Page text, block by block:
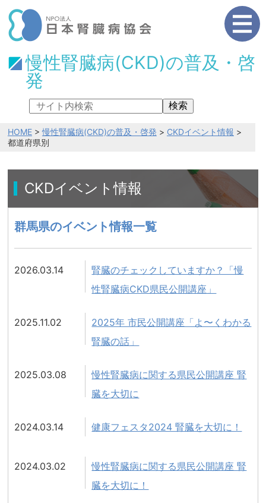
慢性腎臓病(CKD)の普及・啓
発
検索
HOME>慢性腎臓病(CKD)の普及・啓発 > CKDイベント情報 >
都道府県別
CKDイベント情報
群馬県のイベント情報一覧
2026.03.14
腎臓のチェックしていますか？「慢
性腎臓病CKD県民公開講座」
2025.11.02
2025年 市民公開講座「よ〜くわかる
腎臓の話」
2025.03.08
慢性腎臓病に関する県⺠公開講座 腎
臓を⼤切に
2024.03.14 健康フェスタ2024 腎臓を大切に！
2024.03.02
慢性腎臓病に関する県民公開講座 腎
臓を大切に！